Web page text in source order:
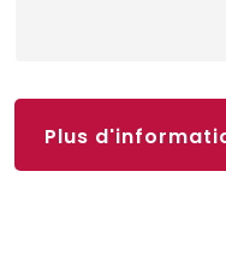
Plus